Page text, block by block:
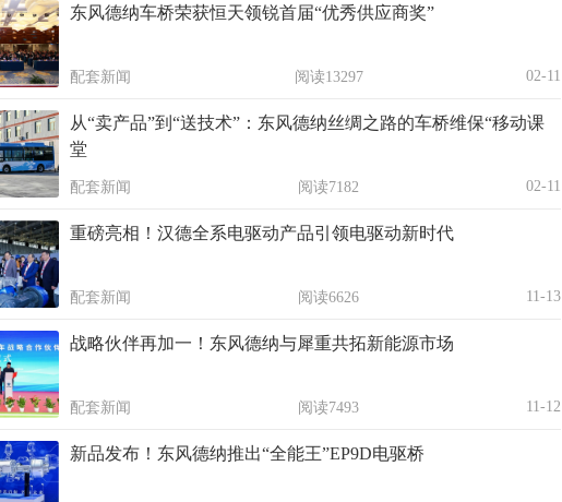
东风德纳车桥荣获恒天领锐首届“优秀供应商奖”
配套新闻 阅读13297 02-11
从“卖产品”到“送技术”：东风德纳丝绸之路的车桥维保“移动课
堂
配套新闻 阅读7182 02-11
重磅亮相！汉德全系电驱动产品引领电驱动新时代
配套新闻 阅读6626 11-13
战略伙伴再加一！东风德纳与犀重共拓新能源市场
配套新闻 阅读7493 11-12
新品发布！东风德纳推出“全能王”EP9D电驱桥